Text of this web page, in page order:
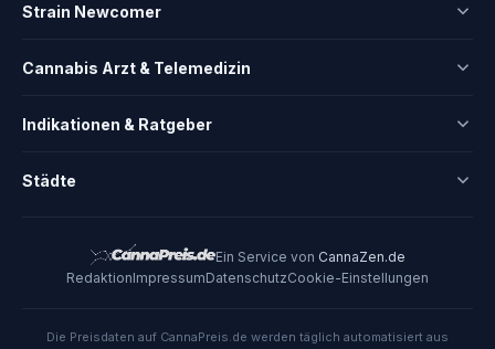
Strain Newcomer
Cannabis Arzt & Telemedizin
Indikationen & Ratgeber
Städte
Ein Service von CannaZen.de
RedaktionImpressumDatenschutzCookie-Einstellungen
Die Preisdaten auf CannaPreis.de werden täglich automatisiert aus